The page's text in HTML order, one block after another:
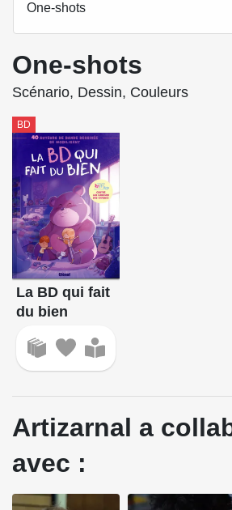
One-shots
One-shots
Scénario, Dessin, Couleurs
BD
La BD qui fait
du bien
Artizarnal a
avec :